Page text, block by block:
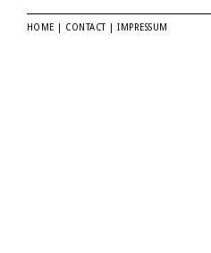
HOME CONTACT |IMPRESSUM